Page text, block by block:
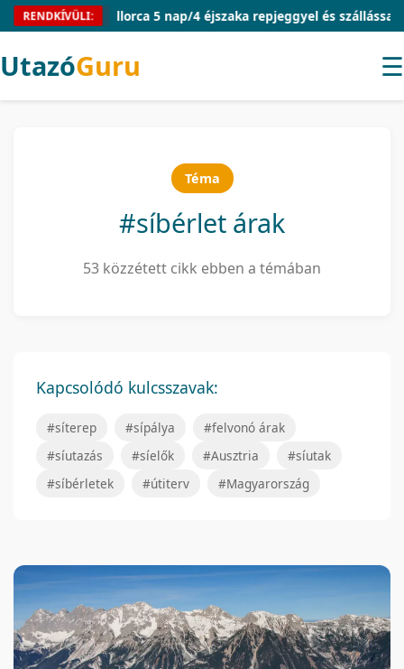
RENDKÍVÜLI:
Mallorca 5 nap/4 éjszaka repjeggyel és szállással 54.910
UtazóGuru ☰
Téma
#síbérlet árak
53 közzétett cikk ebben a témában
Kapcsolódó kulcsszavak:
#síterep #sípálya
#felvonó árak
#síutazás
#síelők #Ausztria
#síutak
#síbérletek
#útiterv #Magyarország